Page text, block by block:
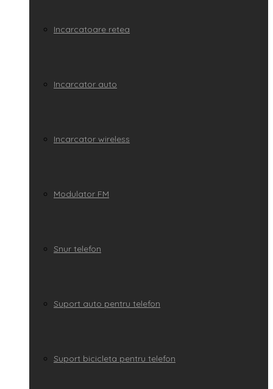
Incarcatoare retea
Incarcator auto
Incarcator wireless
Modulator FM
Snur telefon
Suport auto pentru telefon
Suport bicicleta pentru telefon